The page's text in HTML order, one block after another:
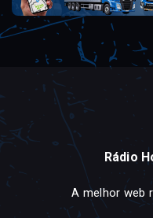
Rádio
A melhor web